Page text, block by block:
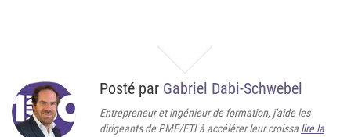
Posté par Gabriel Dabi-Schwebel
Entrepreneur et ingénieur de formation, j'aide les
dirigeants de PME/ETI à accélérer leur croissa lire la